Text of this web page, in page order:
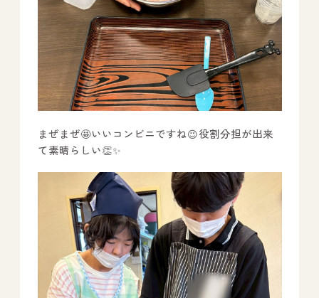
まぜまぜ🤩いいコンビニですね😉役割分担が出来
て素晴らしい👏✨